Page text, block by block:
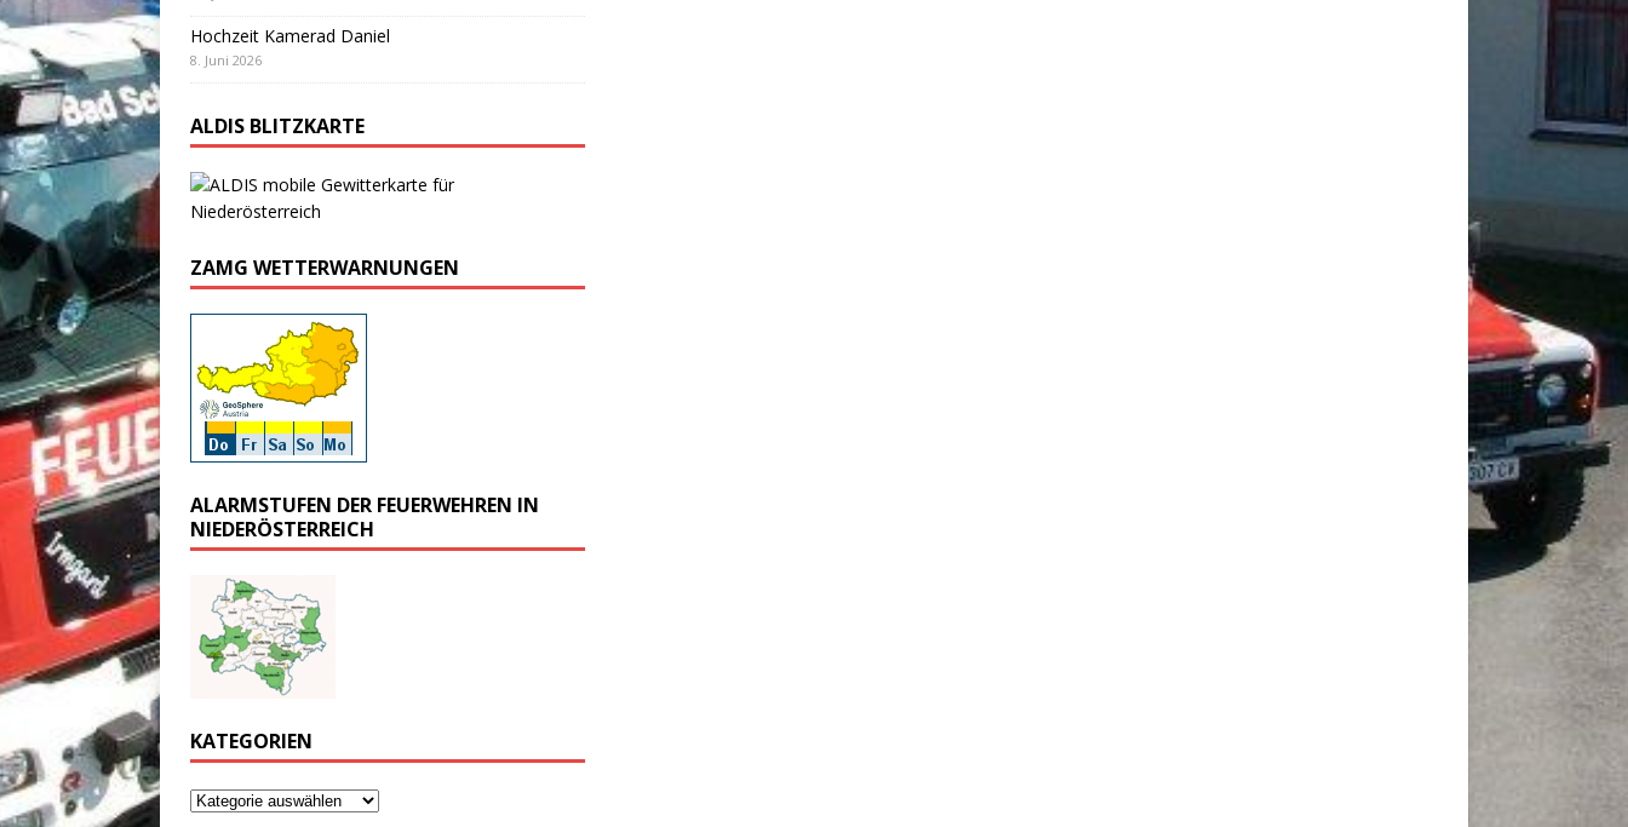
Hochzeit Kamerad Daniel
8. Juni 2026
ALDIS BLITZKARTE
ZAMG WETTERWARNUNGEN
ALARMSTUFEN DER FEUERWEHREN IN
NIEDERÖSTERREICH
KATEGORIEN